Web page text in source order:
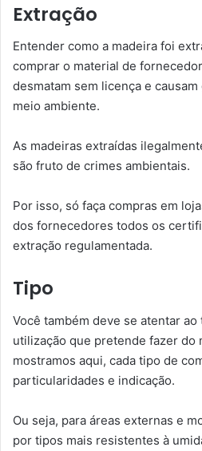
Extração
Entender como a madeira foi
comprar o material de
desmatam sem licença e
meio ambiente.
As madeiras extraídas
são fruto de crimes ambientais.
Por isso, só faça compras em
dos fornecedores todos os
extração regulamentada.
Tipo
Você também deve se atentar
utilização que pretende fazer do
mostramos aqui, cada tipo de
particularidades e indicação.
Ou seja, para áreas externas e
por tipos mais resistentes à